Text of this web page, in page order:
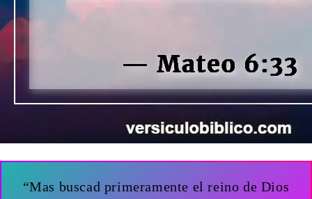
“Mas buscad primeramente el reino de Dios